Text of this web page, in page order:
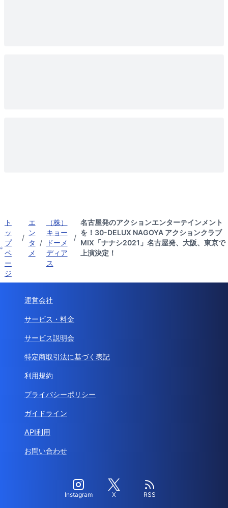
ト
ッ
プ
ペ
ー
ジ
/
エ
ン
タ
メ
/
（株）
キョー
ドーメ
ディア
ス
/
名古屋発のアクションエンターテインメント
を！30-DELUX NAGOYA アクションクラブ
MIX「ナナシ2021」名古屋発、大阪、東京で
上演決定！
運営会社
サービス・料金
サービス説明会
特定商取引法に基づく表記
利用規約
プライバシーポリシー
ガイドライン
API利用
お問い合わせ
Instagram X RSS